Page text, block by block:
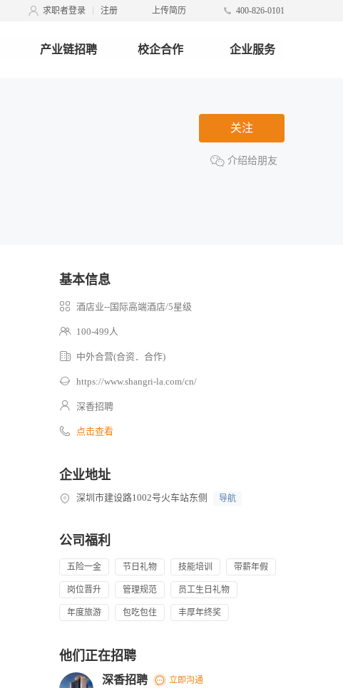
求职者登录 注册 上传简历 400-826-0101
产业链招聘 校企合作 企业服务
关注
介绍给朋友
基本信息
酒店业--国际高端酒店/5星级
100-499人
中外合营(合资．合作)
https://www.shangri-la.com/cn/
深香招聘
点击查看
企业地址
深圳市建设路1002号火车站东侧 导航
公司福利
五险一金 节日礼物 技能培训 带薪年假
岗位晋升 管理规范 员工生日礼物
年度旅游 包吃包住 丰厚年终奖
他们正在招聘
深香招聘 立即沟通